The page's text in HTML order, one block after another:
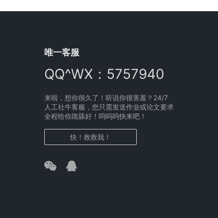
唯一客服
QQ^WX：5757940
来啦，想你很久了！听说你很害羞？24/7
人工社牛客服，您只需发送作业或论文要求
全程给你跪舔好！呜呜呜快来吧！
快！救救我！